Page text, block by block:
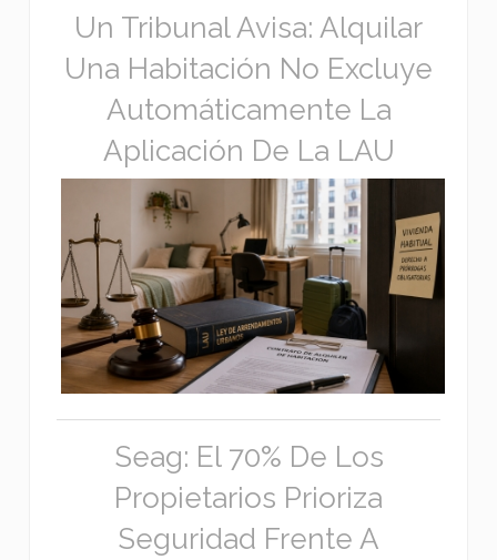
Un Tribunal Avisa: Alquilar
Una Habitación No Excluye
Automáticamente La
Aplicación De La LAU
Seag: El 70% De Los
Propietarios Prioriza
Seguridad Frente A